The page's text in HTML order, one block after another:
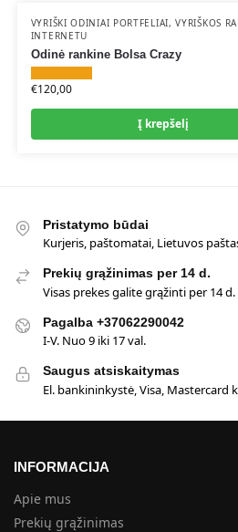
VYRIŠKI ODINIAI PORTFELIAI,VYRIŠKOS
INTERNETU
Odinė rankine Bolsa Crazy
€120,00
Į krepšelį
Pristatymo būdai
Kurjeris, paštomatai, Lietuvos
Prekių grąžinimas per 14 d.
Visas prekes galite grąžinti per 14 d.
Pagalba +37062290042
I-V. Nuo 9 iki 17 val.
Saugus atsiskaitymas
El. bankininkystė, Visa, Mastercard
INFORMACIJA
Apie mus
Prekių grąžinimas